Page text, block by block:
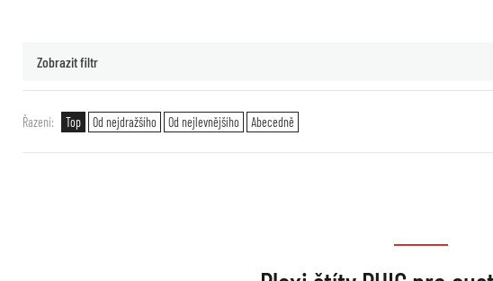
Zobrazit filtr
Řazení Top Od nejdražšího Od nejlevnějšího Abecedně